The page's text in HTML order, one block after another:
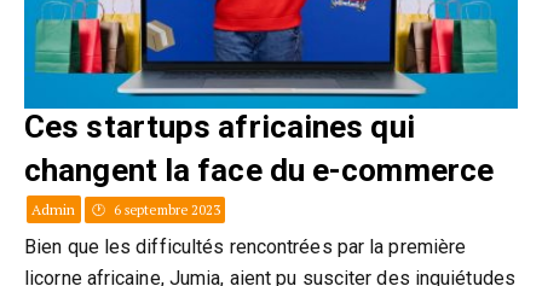
Ces startups africaines qui
changent la face du e-commerce
Admin 6 septembre 2023
Bien que les difficultés rencontrées par la première
licorne africaine, Jumia, aient pu susciter des inquiétudes